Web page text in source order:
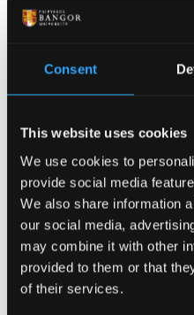
Consent
This website uses cookies
We use cookies to
provide social media
We also share information
our social media,
may combine it with other
provided to them or that
of their services.
Therapi Celf a
ystod eich astudiaethau.
gweithdai a
feithrin arferion
ymuno â sesiynau
creadigol o archwilio
Mae amrywiaeth o
cynnig canllawiau
offer y gallwch eu